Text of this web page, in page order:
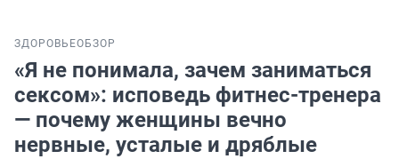
ЗДОРОВЬЕОБЗОР
«Я не понимала, зачем заниматься
сексом»: исповедь фитнес-тренера
— почему женщины вечно
нервные, усталые и дряблые